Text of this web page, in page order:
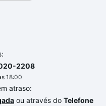
2208
18:00
atraso:
ou através do Telefone